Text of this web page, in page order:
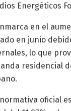
Energéticos
en el
en junio
lo que
residencial
oficial